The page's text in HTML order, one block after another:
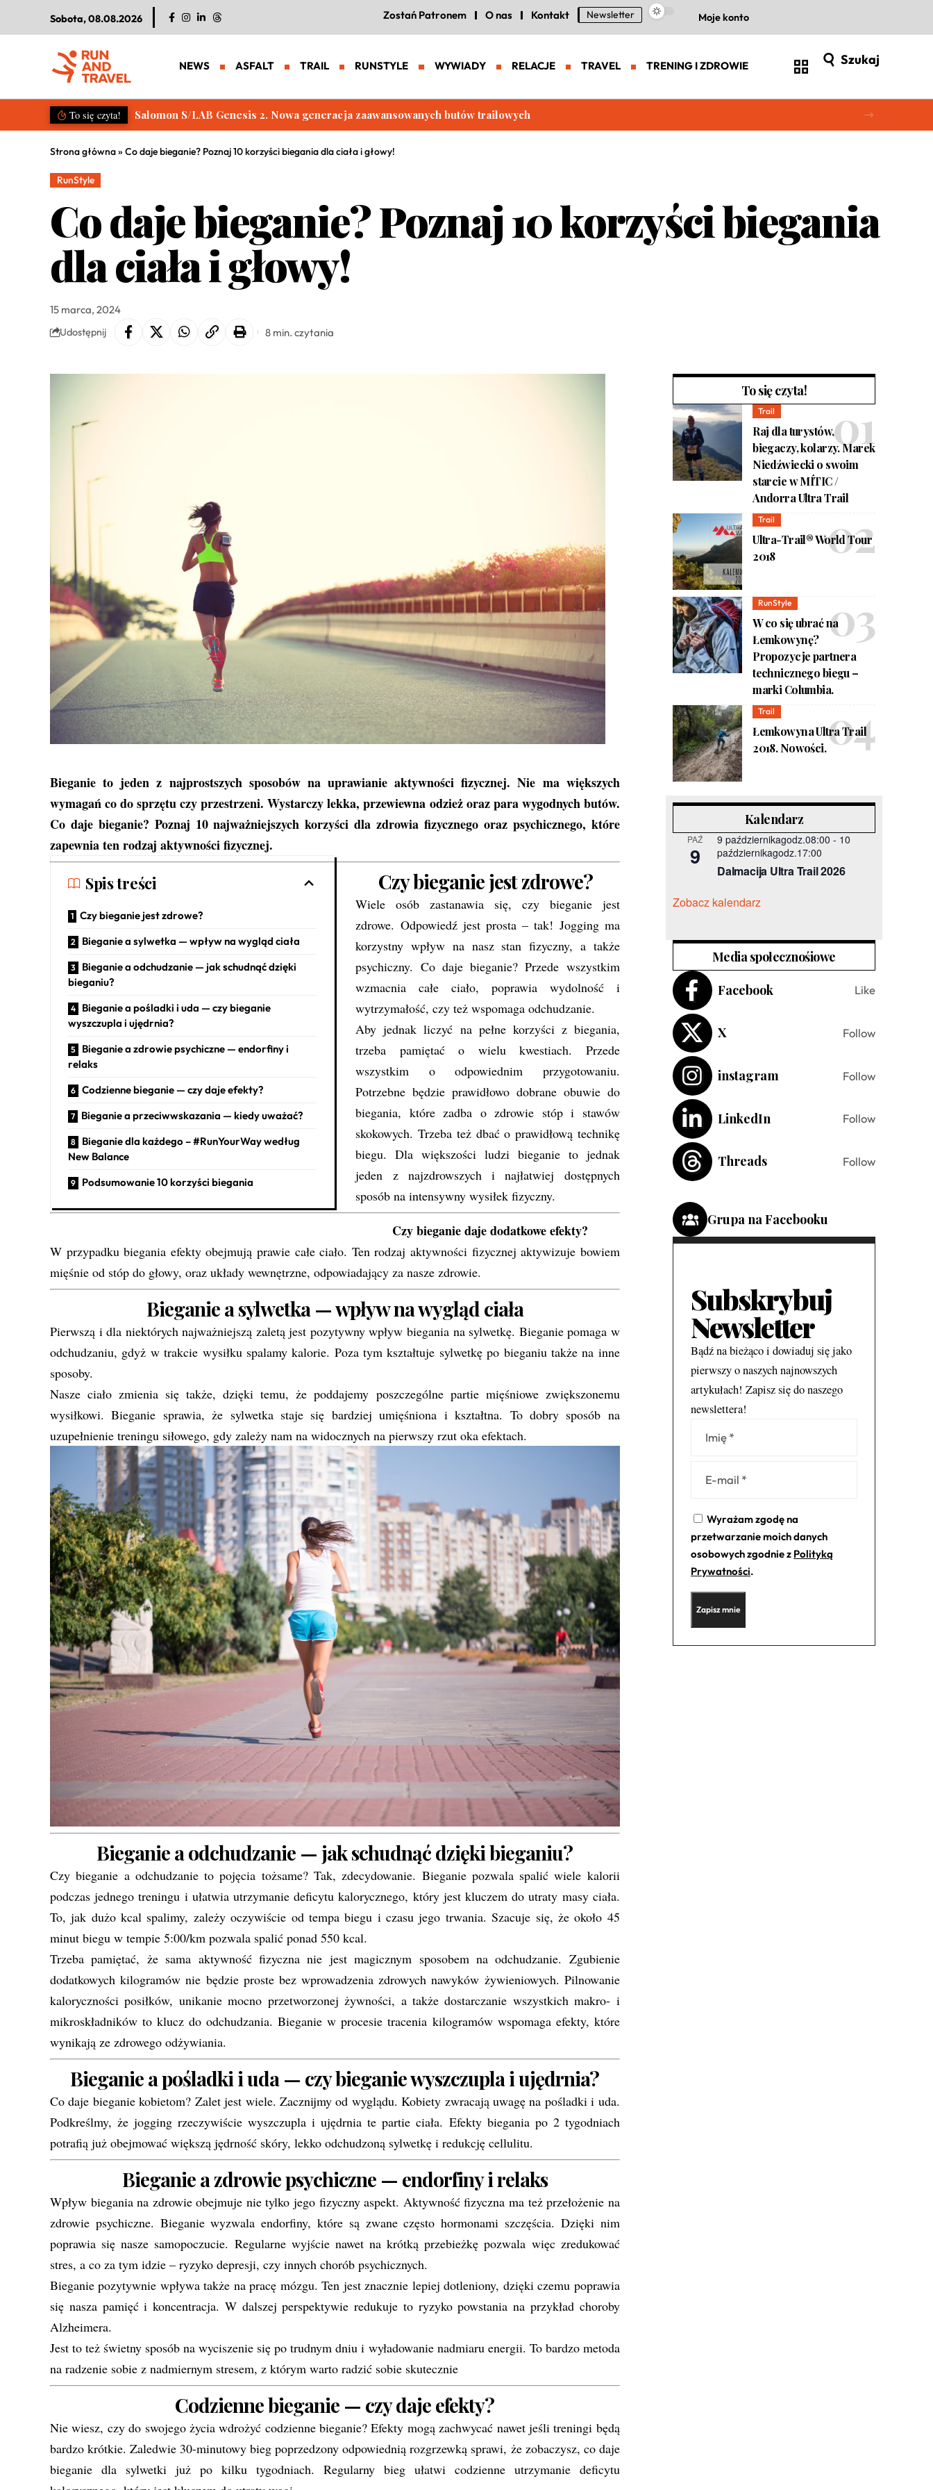
Sobota, 08.08.2026 Zostań Patronem O nas Kontakt Newsletter Moje konto
NEWS ASFALT TRAIL RUNSTYLE WYWIADY RELACJE TRAVEL TRENING I ZDROWIE Szukaj
To się czyta! Salomon S/LAB Genesis 2. Nowa generacja zaawansowanych butów trailowych
Strona główna» Co daje bieganie? Poznaj 10 korzyści biegania dla ciała i głowy!
RunStyle
Co daje bieganie? Poznaj 10 korzyści biegania
dla ciała i głowy!
15 marca, 2024
Udostępnij 8 min. czytania
Bieganie to jeden z najprostszych sposobów na uprawianie aktywności fizycznej. Nie ma większych
wymagań co do sprzętu czy przestrzeni. Wystarczy lekka, przewiewna odzież oraz para wygodnych butów.
Co daje bieganie? Poznaj 10 najważniejszych korzyści dla zdrowia fizycznego oraz psychicznego, które
zapewnia ten rodzaj aktywności fizycznej.
Spis treści
Czy bieganie jest zdrowe?
Bieganie a sylwetka — wpływ na wygląd ciała
Bieganie a odchudzanie — jak schudnąć dzięki
bieganiu?
Bieganie a pośladki i uda — czy bieganie
wyszczupla i ujędrnia?
Bieganie a zdrowie psychiczne — endorfiny i
relaks
Codzienne bieganie — czy daje efekty?
Bieganie a przeciwwskazania — kiedy uważać?
Bieganie dla każdego – #RunYourWay według
New Balance
Podsumowanie 10 korzyści biegania
Czy bieganie jest zdrowe?
Wiele osób zastanawia się, czy bieganie jest
zdrowe. Odpowiedź jest prosta – tak! Jogging ma
korzystny wpływ na nasz stan fizyczny, a także
psychiczny. Co daje bieganie? Przede wszystkim
wzmacnia całe ciało, poprawia wydolność i
wytrzymałość, czy też wspomaga odchudzanie.
Aby jednak liczyć na pełne korzyści z biegania,
trzeba pamiętać o wielu kwestiach. Przede
wszystkim o odpowiednim przygotowaniu.
Potrzebne będzie prawidłowo dobrane obuwie do
biegania, które zadba o zdrowie stóp i stawów
skokowych. Trzeba też dbać o prawidłową technikę
biegu. Dla większości ludzi bieganie to jednak
jeden z najzdrowszych i najłatwiej dostępnych
sposób na intensywny wysiłek fizyczny.
Czy bieganie daje dodatkowe efekty?
W przypadku biegania efekty obejmują prawie całe ciało. Ten rodzaj aktywności fizycznej aktywizuje bowiem
mięśnie od stóp do głowy, oraz układy wewnętrzne, odpowiadający za nasze zdrowie.
Bieganie a sylwetka — wpływ na wygląd ciała
Pierwszą i dla niektórych najważniejszą zaletą jest pozytywny wpływ biegania na sylwetkę. Bieganie pomaga w
odchudzaniu, gdyż w trakcie wysiłku spalamy kalorie. Poza tym kształtuje sylwetkę po bieganiu także na inne
sposoby.
Nasze ciało zmienia się także, dzięki temu, że poddajemy poszczególne partie mięśniowe zwiększonemu
wysiłkowi. Bieganie sprawia, że sylwetka staje się bardziej umięśniona i kształtna. To dobry sposób na
uzupełnienie treningu siłowego, gdy zależy nam na widocznych na pierwszy rzut oka efektach.
Bieganie a odchudzanie — jak schudnąć dzięki bieganiu?
Czy bieganie a odchudzanie to pojęcia tożsame? Tak, zdecydowanie. Bieganie pozwala spalić wiele kalorii
podczas jednego treningu i ułatwia utrzymanie deficytu kalorycznego, który jest kluczem do utraty masy ciała.
To, jak dużo kcal spalimy, zależy oczywiście od tempa biegu i czasu jego trwania. Szacuje się, że około 45
minut biegu w tempie 5:00/km pozwala spalić ponad 550 kcal.
Trzeba pamiętać, że sama aktywność fizyczna nie jest magicznym sposobem na odchudzanie. Zgubienie
dodatkowych kilogramów nie będzie proste bez wprowadzenia zdrowych nawyków żywieniowych. Pilnowanie
kaloryczności posiłków, unikanie mocno przetworzonej żywności, a także dostarczanie wszystkich makro- i
mikroskładników to klucz do odchudzania. Bieganie w procesie tracenia kilogramów wspomaga efekty, które
wynikają ze zdrowego odżywiania.
Bieganie a pośladki i uda — czy bieganie wyszczupla i ujędrnia?
Co daje bieganie kobietom? Zalet jest wiele. Zacznijmy od wyglądu. Kobiety zwracają uwagę na pośladki i uda.
Podkreślmy, że jogging rzeczywiście wyszczupla i ujędrnia te partie ciała. Efekty biegania po 2 tygodniach
potrafią już obejmować większą jędrność skóry, lekko odchudzoną sylwetkę i redukcję cellulitu.
Bieganie a zdrowie psychiczne — endorfiny i relaks
Wpływ biegania na zdrowie obejmuje nie tylko jego fizyczny aspekt. Aktywność fizyczna ma też przełożenie na
zdrowie psychiczne. Bieganie wyzwala endorfiny, które są zwane często hormonami szczęścia. Dzięki nim
poprawia się nasze samopoczucie. Regularne wyjście nawet na krótką przebieżkę pozwala więc zredukować
stres, a co za tym idzie – ryzyko depresji, czy innych chorób psychicznych.
Bieganie pozytywnie wpływa także na pracę mózgu. Ten jest znacznie lepiej dotleniony, dzięki czemu poprawia
się nasza pamięć i koncentracja. W dalszej perspektywie redukuje to ryzyko powstania na przykład choroby
Alzheimera.
Jest to też świetny sposób na wyciszenie się po trudnym dniu i wyładowanie nadmiaru energii. To bardzo metoda
na radzenie sobie z nadmiernym stresem, z którym warto radzić sobie skutecznie
Codzienne bieganie — czy daje efekty?
Nie wiesz, czy do swojego życia wdrożyć codzienne bieganie? Efekty mogą zachwycać nawet jeśli treningi będą
bardzo krótkie. Zaledwie 30-minutowy bieg poprzedzony odpowiednią rozgrzewką sprawi, że zobaczysz, co daje
bieganie dla sylwetki już po kilku tygodniach. Regularny bieg ułatwi codzienne utrzymanie deficytu
To się czyta!
Trail
Raj dla turystów,
biegaczy, kolarzy. Marek
Niedźwiecki o swoim
starcie w MÍTIC /
Andorra Ultra Trail
Trail
Ultra-Trail® World Tour
2018
RunStyle
W co się ubrać na
Łemkowynę?
Propozycje partnera
technicznego biegu –
marki Columbia.
Trail
Łemkowyna Ultra Trail
2018. Nowości.
Kalendarz
PAŹ
9
9 październikagodz.08:00 - 10
październikagodz.17:00
Dalmacija Ultra Trail 2026
Zobacz kalendarz
Media społecznośiowe
Facebook
Like
X Follow
instagram Follow
LinkedIn Follow
Threads Follow
Grupa na Facebooku
Subskrybuj
Newsletter
Bądź na bieżąco i dowiaduj się jako
pierwszy o naszych najnowszych
artykułach! Zapisz się do naszego
newslettera!
Wyrażam zgodę na
przetwarzanie moich danych
osobowych zgodnie z Polityką
Prywatności.
Alternative: